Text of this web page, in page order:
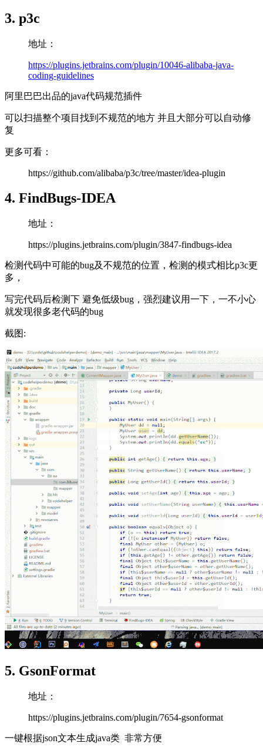
3. p3c
地址：
https://plugins.jetbrains.com/plugin/10046-alibaba-java-
coding-guidelines
阿里巴巴出品的java代码规范插件
可以扫描整个项目找到不规范的地方 并且大部分可以自动修
复
更多可看：
https://github.com/alibaba/p3c/tree/master/idea-plugin
4. FindBugs-IDEA
地址：
https://plugins.jetbrains.com/plugin/3847-findbugs-idea
检测代码中可能的bug及不规范的位置，检测的模式相比p3c更
多，
写完代码后检测下 避免低级bug，强烈建议用一下，一不小心
就发现很多老代码的bug
截图:
5. GsonFormat
地址：
https://plugins.jetbrains.com/plugin/7654-gsonformat
一键根据json文本生成java类 非常方便